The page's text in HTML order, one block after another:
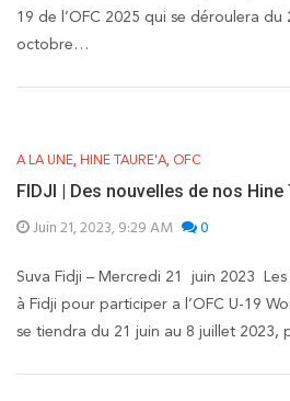
19 de l’OFC 2025 qui se déroulera
octobre…
A LA UNE, HINE TAURE'A, OFC
FIDJI | Des nouvelles de nos Hine
Juin 21, 2023, 9:29 AM 0
Suva Fidji – Mercredi 21 juin 2023 Les
à Fidji pour participer a l’OFC U-19
se tiendra du 21 juin au 8 juillet 2023,